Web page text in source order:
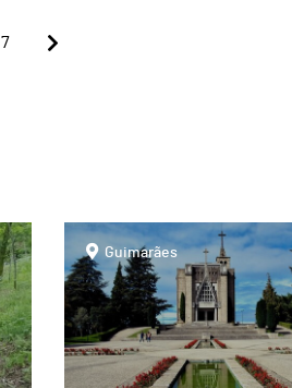
7
pageGuimarães